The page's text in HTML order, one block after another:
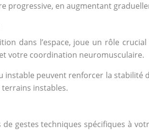
progressive, en augmentant
dans l’espace, joue un rôle
votre coordination neuromusculaire.
peuvent renforcer la stabilité
instables.
gestes techniques spécifiques à